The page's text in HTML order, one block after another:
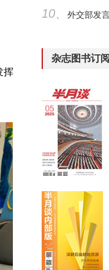
挥
10、 外交部发
杂志图书订阅